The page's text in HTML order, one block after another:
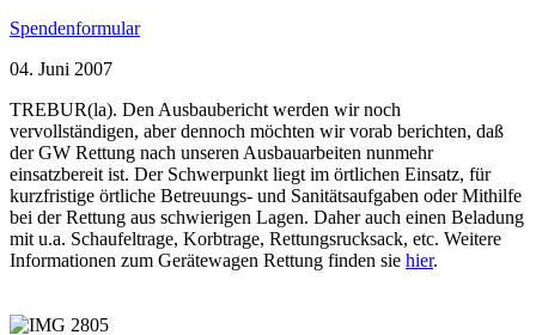
Spendenformular
04. Juni 2007
TREBUR(la). Den Ausbaubericht werden wir noch
vervollständigen, aber dennoch möchten wir vorab berichten, daß
der GW Rettung nach unseren Ausbauarbeiten nunmehr
einsatzbereit ist. Der Schwerpunkt liegt im örtlichen Einsatz, für
kurzfristige örtliche Betreuungs- und Sanitätsaufgaben oder Mithilfe
bei der Rettung aus schwierigen Lagen. Daher auch einen Beladung
mit u.a. Schaufeltrage, Korbtrage, Rettungsrucksack, etc. Weitere
Informationen zum Gerätewagen Rettung finden sie hier.